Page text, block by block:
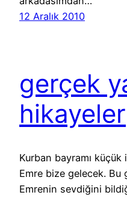
12 Aralık 2010
gerçek
hikayeler
Kurban bayramı
Emre bize gelecek. Bu
Emrenin sevdiğini